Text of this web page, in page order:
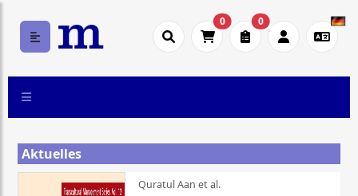
0 0
Aktuelles
Quratul Aan et al.